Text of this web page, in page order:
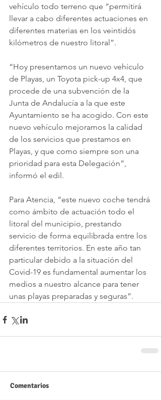
vehículo todo terreno que “permitirá
llevar a cabo diferentes actuaciones en
diferentes materias en los veintidós
kilómetros de nuestro litoral”.
“Hoy presentamos un nuevo vehículo
de Playas, un Toyota pick-up 4x4, que
procede de una subvención de la
Junta de Andalucía a la que este
Ayuntamiento se ha acogido. Con este
nuevo vehículo mejoramos la calidad
de los servicios que prestamos en
Playas, y que como siempre son una
prioridad para esta Delegación”,
informó el edil.
Para Atencia, “este nuevo coche tendrá
como ámbito de actuación todo el
litoral del municipio, prestando
servicio de forma equilibrada entre los
diferentes territorios. En este año tan
particular debido a la situación del
Covid-19 es fundamental aumentar los
medios a nuestro alcance para tener
unas playas preparadas y seguras”.
Comentarios